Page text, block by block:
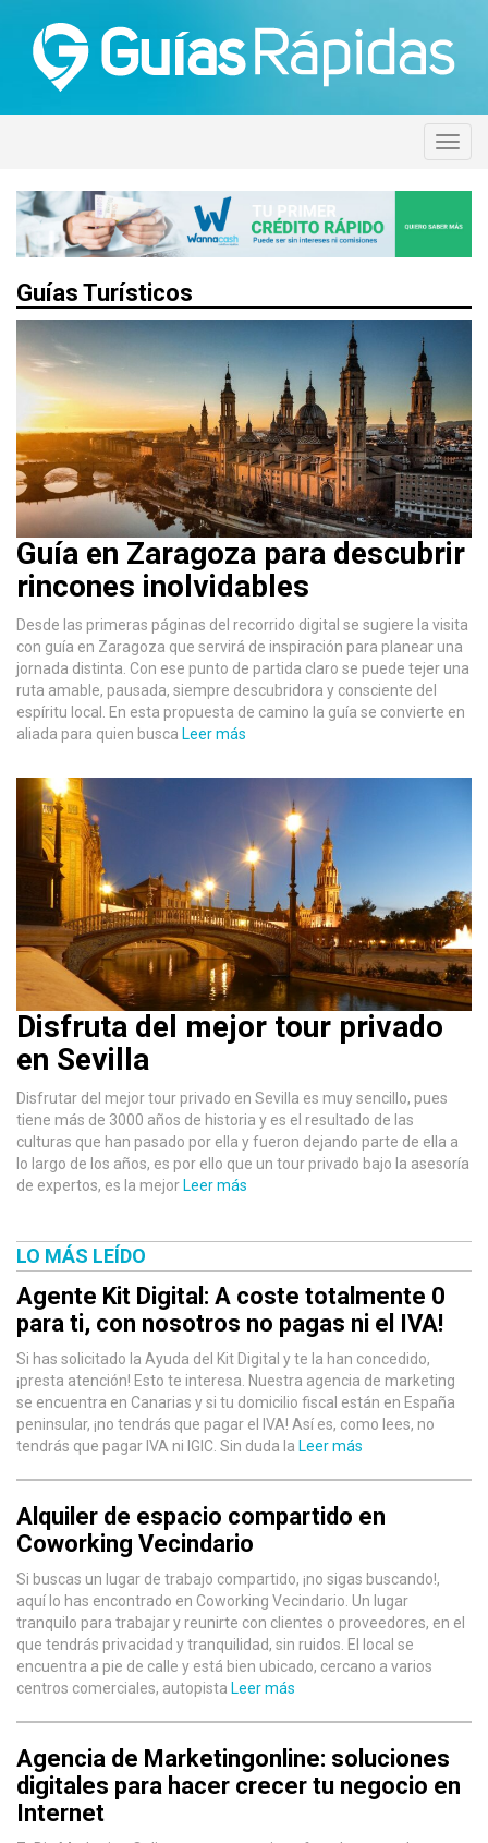
Guías Turísticos
Guía en Zaragoza para descubrir
rincones inolvidables
Desde las primeras páginas del recorrido digital se sugiere la visita
con guía en Zaragoza que servirá de inspiración para planear una
jornada distinta. Con ese punto de partida claro se puede tejer una
ruta amable, pausada, siempre descubridora y consciente del
espíritu local. En esta propuesta de camino la guía se convierte en
aliada para quien busca Leer más
Disfruta del mejor tour privado
en Sevilla
Disfrutar del mejor tour privado en Sevilla es muy sencillo, pues
tiene más de 3000 años de historia y es el resultado de las
culturas que han pasado por ella y fueron dejando parte de ella a
lo largo de los años, es por ello que un tour privado bajo la asesoría
de expertos, es la mejor Leer más
LO MÁS LEÍDO
Agente Kit Digital: A coste totalmente 0
para ti, con nosotros no pagas ni el IVA!
Si has solicitado la Ayuda del Kit Digital y te la han concedido,
¡presta atención! Esto te interesa. Nuestra agencia de marketing
se encuentra en Canarias y si tu domicilio fiscal están en España
peninsular, ¡no tendrás que pagar el IVA! Así es, como lees, no
tendrás que pagar IVA ni IGIC. Sin duda la Leer más
Alquiler de espacio compartido en
Coworking Vecindario
Si buscas un lugar de trabajo compartido, ¡no sigas buscando!,
aquí lo has encontrado en Coworking Vecindario. Un lugar
tranquilo para trabajar y reunirte con clientes o proveedores, en el
que tendrás privacidad y tranquilidad, sin ruidos. El local se
encuentra a pie de calle y está bien ubicado, cercano a varios
centros comerciales, autopista Leer más
Agencia de Marketingonline: soluciones
digitales para hacer crecer tu negocio en
Internet